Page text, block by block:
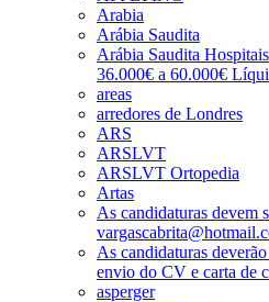
Arabia
Arábia Saudita
Arábia Saudita
36.000€ a 60.000€
areas
arredores de Londres
ARS
ARSLVT
ARSLVT Ortopedia
Artas
As candidaturas devem
As candidaturas
envio do CV e carta de
asperger